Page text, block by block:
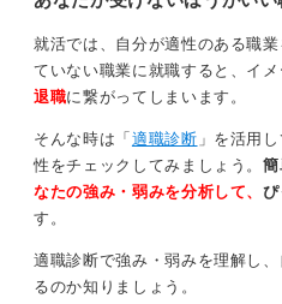
非上場の大手企業：株主に左
く自由があります。
10年単位の長期的な投資や、
迅速な意思決定が可能です。
創業家の方針が色濃く反映さ
の事業投資や人材育成が進み
形式にとらわれず力を発揮
就活では、自分が適性のある職
ていない職業に就職すると、イ
退職に繋がってしまいます。
そんな時は「 適職診断 」を活用
性をチェックしてみましょう。簡
なたの強み・弱みを分析して、
す。
適職診断で強み・弱みを理解し
るのか知りましょう。